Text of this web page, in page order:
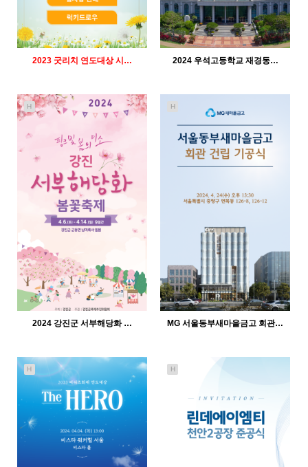
563
12-21
인바이트미
2023 굿리치 연도대상 시…
527
12-21
2024 우석고등학교 재경동…
H
425
12-21
인바이트미
2024 강진군 서부해당화 …
H
528
12-21
인바이트미
MG 서울동부새마을금고 회관…
H H